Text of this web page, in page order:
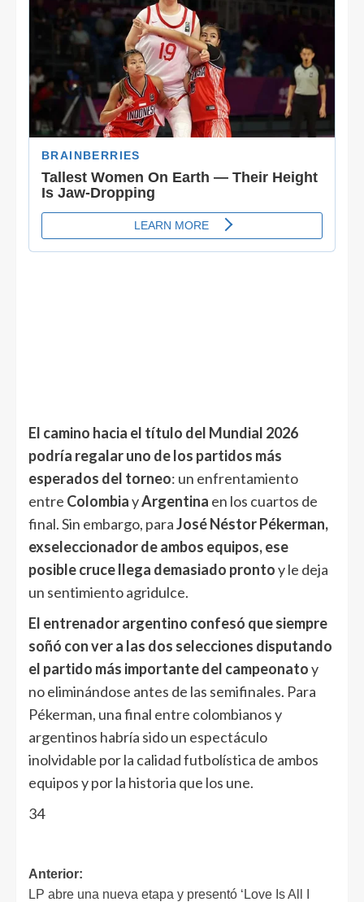
El camino hacia el título del Mundial 2026
podría regalar uno de los partidos más
esperados del torneo: un enfrentamiento
entre ColombiayArgentina en los cuartos de
final. Sin embargo, paraJosé Néstor Pékerman,
exseleccionador de ambos equipos, ese
posible cruce llega demasiado prontoy le deja
un sentimiento agridulce.
El entrenador argentino confesó que siempre
soñó con ver a las dos selecciones disputando
el partido más importante del campeonatoy
no eliminándose antes de las semifinales. Para
Pékerman, una final entre colombianos y
argentinos habría sido un espectáculo
inolvidable por la calidad futbolística de ambos
equipos y por la historia que los une.
34
Anterior:
LP abre una nueva etapa y presentó ‘Love Is All I